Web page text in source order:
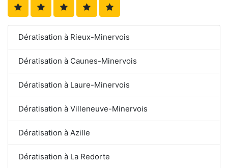
Dératisation à Rieux-Minervois
Dératisation à Caunes-Minervois
Dératisation à Laure-Minervois
Dératisation à Villeneuve-Minervois
Dératisation à Azille
Dératisation à La Redorte